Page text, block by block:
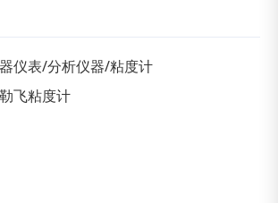
仪表/分析仪器/粘度计
飞粘度计